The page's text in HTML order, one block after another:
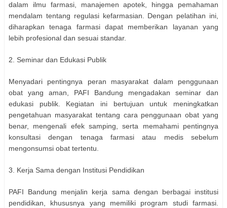
dalam ilmu farmasi, manajemen apotek, hingga pemahaman
mendalam tentang regulasi kefarmasian. Dengan pelatihan ini,
diharapkan tenaga farmasi dapat memberikan layanan yang
lebih profesional dan sesuai standar.
2. Seminar dan Edukasi Publik
Menyadari pentingnya peran masyarakat dalam penggunaan
obat yang aman, PAFI Bandung mengadakan seminar dan
edukasi publik. Kegiatan ini bertujuan untuk meningkatkan
pengetahuan masyarakat tentang cara penggunaan obat yang
benar, mengenali efek samping, serta memahami pentingnya
konsultasi dengan tenaga farmasi atau medis sebelum
mengonsumsi obat tertentu.
3. Kerja Sama dengan Institusi Pendidikan
PAFI Bandung menjalin kerja sama dengan berbagai institusi
pendidikan, khususnya yang memiliki program studi farmasi.